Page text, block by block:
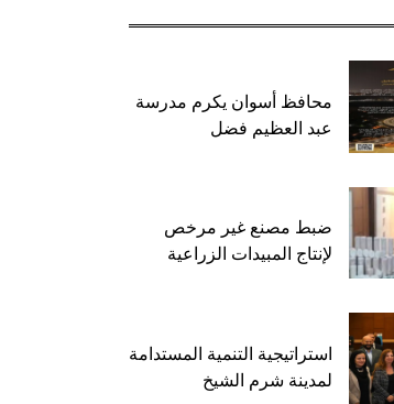
محافظ أسوان يكرم مدرسة
عبد العظيم فضل
ضبط مصنع غير مرخص
لإنتاج المبيدات الزراعية
استراتيجية التنمية المستدامة
لمدينة شرم الشيخ